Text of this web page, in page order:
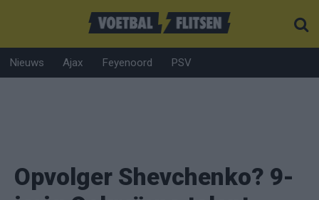
Nieuws Ajax Feyenoord PSV
Opvolger Shevchenko? 9-